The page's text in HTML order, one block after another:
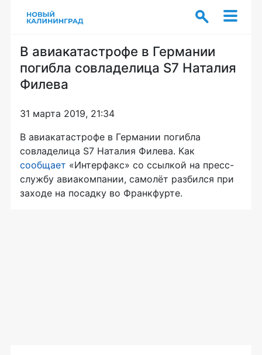
В авиакатастрофе в Германии
погибла совладелица S7 Наталия
Филева
31 марта 2019, 21:34
В авиакатастрофе в Германии погибла
совладелица S7 Наталия Филева. Как
сообщает «Интерфакс» со ссылкой на пресс-
службу авиакомпании, самолёт разбился при
заходе на посадку во Франкфурте.